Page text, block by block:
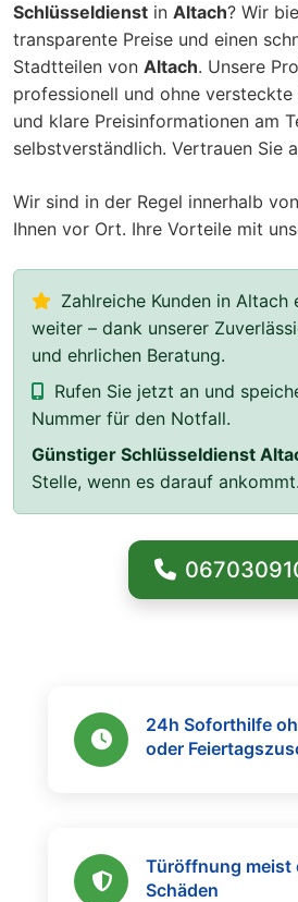
Schlüsseldienst in Altach? Wir
transparente Preise und einen
Stadtteilen von Altach. Unsere
professionell und ohne versteckte
und klare Preisinformationen am
selbstverständlich. Vertrauen Sie
Wir sind in der Regel innerhalb
Ihnen vor Ort. Ihre Vorteile mit
Zahlreiche Kunden in Altach
weiter – dank unserer
und ehrlichen Beratung.
Rufen Sie jetzt an und
Nummer für den Notfall.
Günstiger Schlüsseldienst
Stelle, wenn es darauf ankommt.
24h Soforthilfe
oder
Türöffnung meist
Schäden